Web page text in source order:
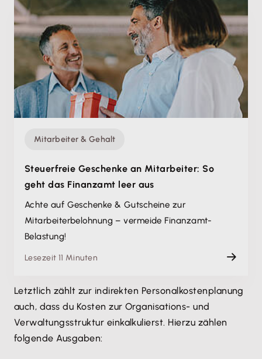
Mitarbeiter & Gehalt
Steuerfreie Geschenke an Mitarbeiter: So
geht das Finanzamt leer aus
Achte auf Geschenke & Gutscheine zur
Mitarbeiterbelohnung – vermeide Finanzamt-
Belastung!
Lesezeit 11 Minuten
Letztlich zählt zur indirekten Personalkostenplanung
auch, dass du Kosten zur Organisations- und
Verwaltungsstruktur einkalkulierst. Hierzu zählen
folgende Ausgaben: